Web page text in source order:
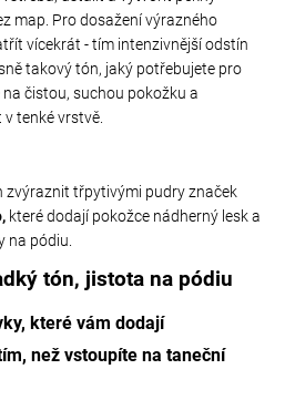
map. Pro dosažení výrazného
vícekrát - tím intenzivnější odstín
takový tón, jaký potřebujete pro
čistou, suchou pokožku a
tenké vrstvě.
zvýraznit třpytivými pudry značek
které dodají pokožce nádherný lesk a
na pódiu.
tón, jistota na pódiu
které vám dodají
než vstoupíte na taneční